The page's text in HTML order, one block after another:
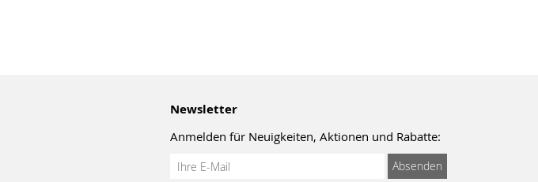
Newsletter
Anmelden für Neuigkeiten, Aktionen und Rabatte:
Anmeldung
Absenden